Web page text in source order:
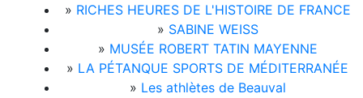
» RICHES HEURES DE L'HISTOIRE DE FRANCE
» SABINE WEISS
» MUSÉE ROBERT TATIN MAYENNE
» LA PÉTANQUE SPORTS DE MÉDITERRANÉE
» Les athlètes de Beauval